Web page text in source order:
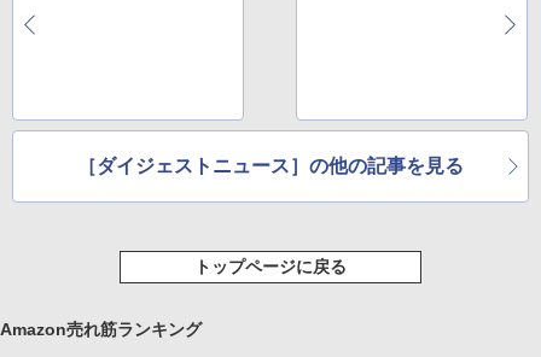
［ダイジェストニュース］の他の記事を見る
トップページに戻る
Amazon売れ筋ランキング